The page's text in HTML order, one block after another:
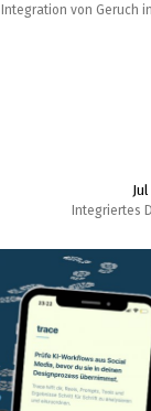
von Geruch in
Integriertes